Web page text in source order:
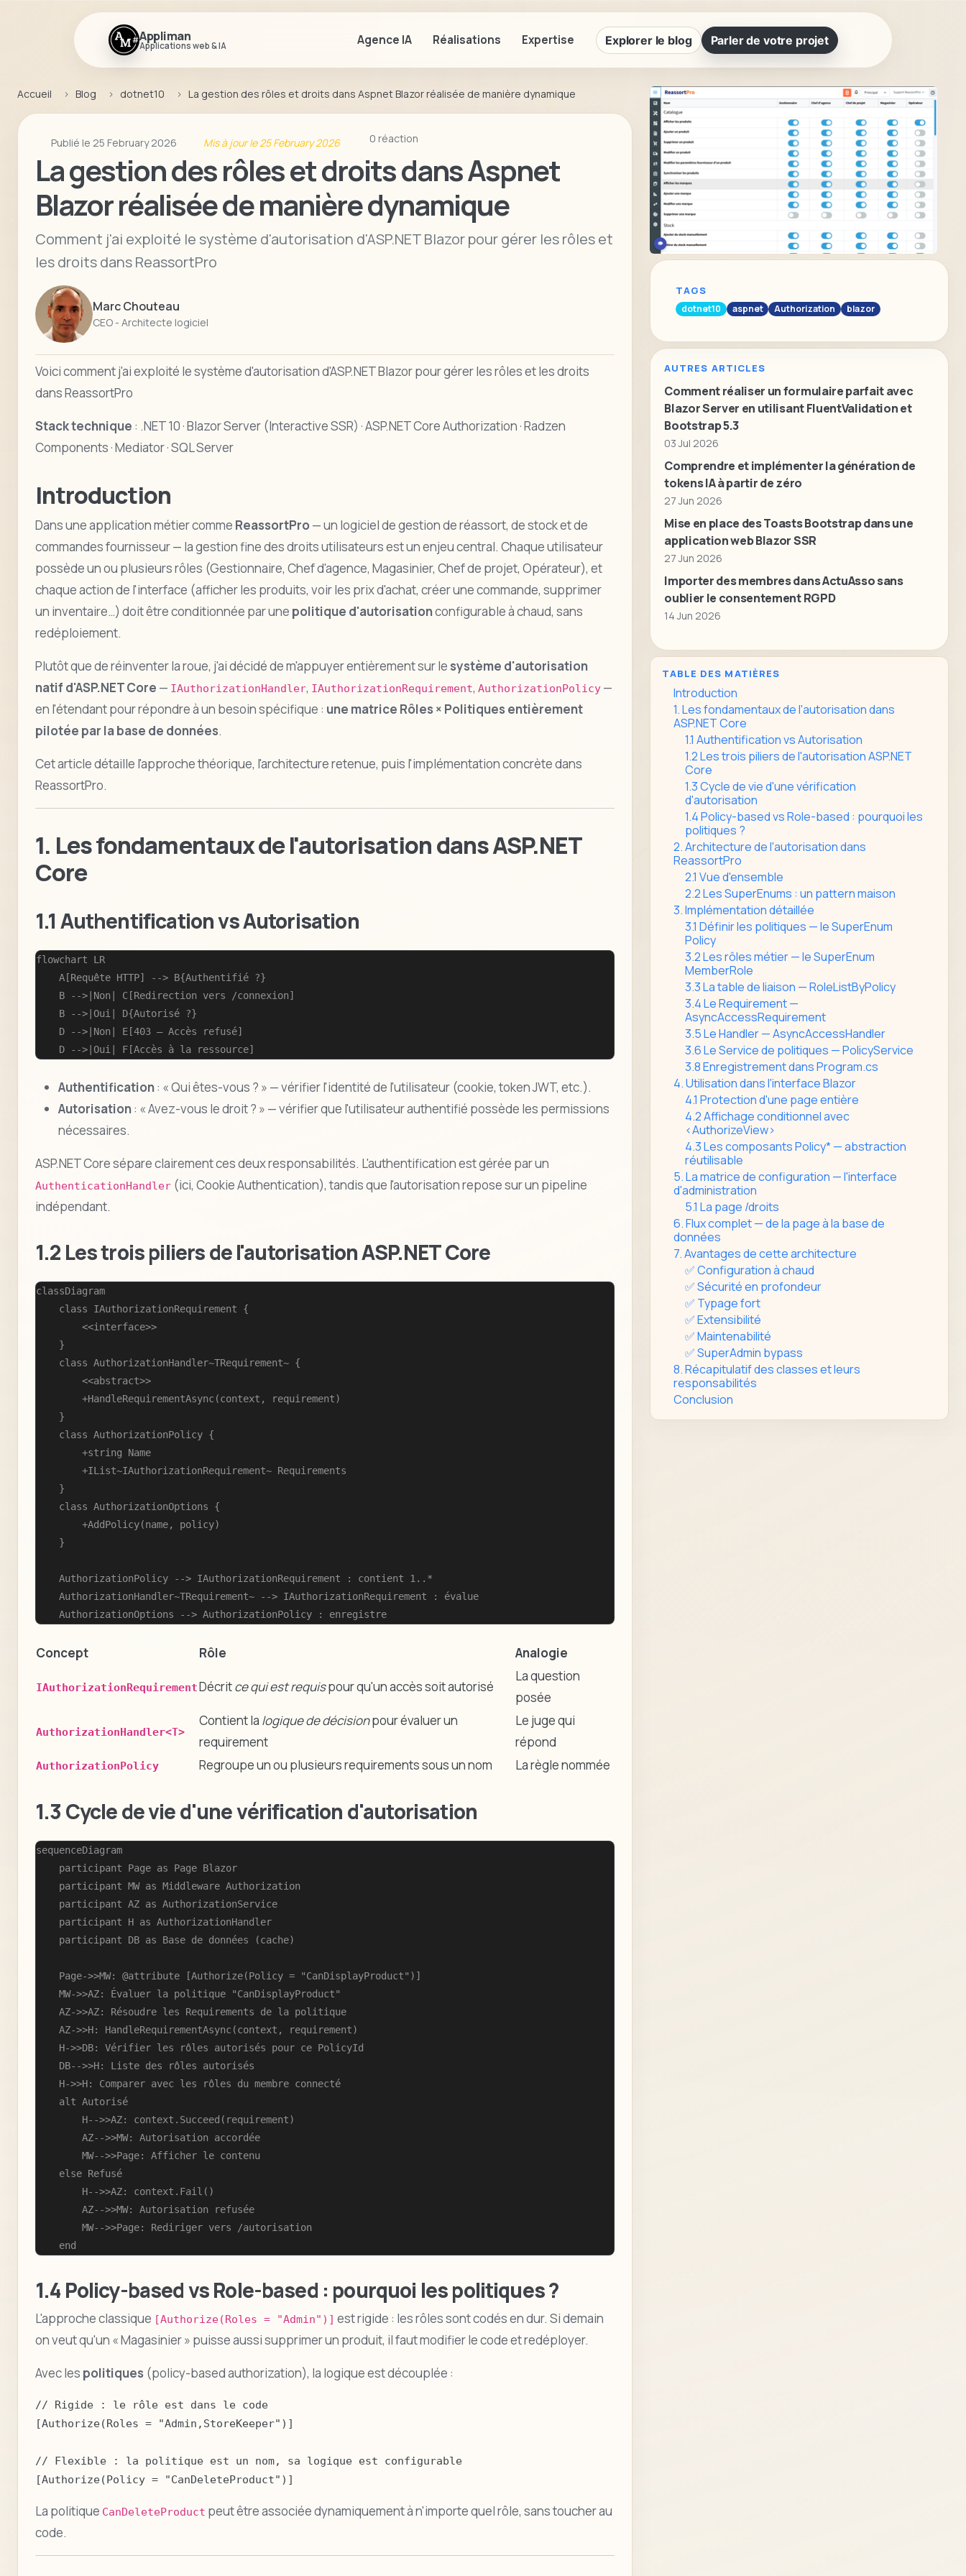
Appliman
Applications web & IA Agence IA Réalisations Expertise Explorer le blog Parler de votre projet
Accueil Blog dotnet10 La gestion des rôles et droits dans Aspnet Blazor réalisée de manière dynamique
Publié le 25 February 2026 Mis à jour le 25 February 2026 0 réaction
La gestion des rôles et droits dans Aspnet
Blazor réalisée de manière dynamique
Comment j'ai exploité le système d'autorisation d'ASP.NET Blazor pour gérer les rôles et
les droits dans ReassortPro
Marc Chouteau
CEO - Architecte logiciel
Voici comment j'ai exploité le système d'autorisation d'ASP.NET Blazor pour gérer les rôles et les droits
dans ReassortPro
Stack technique : .NET 10 · Blazor Server (Interactive SSR) · ASP.NET Core Authorization · Radzen
Components · Mediator · SQL Server
Introduction
Dans une application métier comme ReassortPro — un logiciel de gestion de réassort, de stock et de
commandes fournisseur — la gestion fine des droits utilisateurs est un enjeu central. Chaque utilisateur
possède un ou plusieurs rôles (Gestionnaire, Chef d'agence, Magasinier, Chef de projet, Opérateur), et
chaque action de l'interface (afficher les produits, voir les prix d'achat, créer une commande, supprimer
un inventaire…) doit être conditionnée par une politique d'autorisationconfigurable à chaud, sans
redéploiement.
Plutôt que de réinventer la roue, j'ai décidé de m'appuyer entièrement sur le système d'autorisation
natif d'ASP.NET Core — IAuthorizationHandler, IAuthorizationRequirement, AuthorizationPolicy —
en l'étendant pour répondre à un besoin spécifique : une matrice Rôles × Politiques entièrement
pilotée par la base de données.
Cet article détaille l'approche théorique, l'architecture retenue, puis l'implémentation concrète dans
ReassortPro.
1. Les fondamentaux de l'autorisation dans ASP.NET
Core
1.1 Authentification vs Autorisation
flowchart LR
    A[Requête HTTP] --> B{Authentifié ?}
    B -->|Non| C[Redirection vers /connexion]
    B -->|Oui| D{Autorisé ?}
    D -->|Non| E[403 — Accès refusé]
    D -->|Oui| F[Accès à la ressource]
Authentification: « Qui êtes-vous ? » — vérifier l'identité de l'utilisateur (cookie, token JWT, etc.).
Autorisation: « Avez-vous le droit ? » — vérifier que l'utilisateur authentifié possède les permissions
nécessaires.
ASP.NET Core sépare clairement ces deux responsabilités. L'authentification est gérée par un
AuthenticationHandler (ici, Cookie Authentication), tandis que l'autorisation repose sur un pipeline
indépendant.
1.2 Les trois piliers de l'autorisation ASP.NET Core
classDiagram
    class IAuthorizationRequirement {
        <<interface>>
    }
    class AuthorizationHandler~TRequirement~ {
        <<abstract>>
        +HandleRequirementAsync(context, requirement)
    }
    class AuthorizationPolicy {
        +string Name
        +IList~IAuthorizationRequirement~ Requirements
    }
    class AuthorizationOptions {
        +AddPolicy(name, policy)
    }
    AuthorizationPolicy --> IAuthorizationRequirement : contient 1..*
    AuthorizationHandler~TRequirement~ --> IAuthorizationRequirement : évalue
    AuthorizationOptions --> AuthorizationPolicy : enregistre
Concept Rôle Analogie
IAuthorizationRequirementDécritce qui est requispour qu'un accès soit autorisé
La question
posée
AuthorizationHandler<T>
Contient la logique de décisionpour évaluer un
requirement
Le juge qui
répond
AuthorizationPolicy Regroupe un ou plusieurs requirements sous un nom La règle nommée
1.3 Cycle de vie d'une vérification d'autorisation
sequenceDiagram
    participant Page as Page Blazor
    participant MW as Middleware Authorization
    participant AZ as AuthorizationService
    participant H as AuthorizationHandler
    participant DB as Base de données (cache)
    Page->>MW: @attribute [Authorize(Policy = "CanDisplayProduct")]
    MW->>AZ: Évaluer la politique "CanDisplayProduct"
    AZ->>AZ: Résoudre les Requirements de la politique
    AZ->>H: HandleRequirementAsync(context, requirement)
    H->>DB: Vérifier les rôles autorisés pour ce PolicyId
    DB-->>H: Liste des rôles autorisés
    H->>H: Comparer avec les rôles du membre connecté
    alt Autorisé
        H-->>AZ: context.Succeed(requirement)
        AZ-->>MW: Autorisation accordée
        MW-->>Page: Afficher le contenu
    else Refusé
        H-->>AZ: context.Fail()
        AZ-->>MW: Autorisation refusée
        MW-->>Page: Rediriger vers /autorisation
    end
1.4 Policy-based vs Role-based : pourquoi les politiques ?
L'approche classique [Authorize(Roles = "Admin")] est rigide : les rôles sont codés en dur. Si demain
on veut qu'un « Magasinier » puisse aussi supprimer un produit, il faut modifier le code et redéployer.
Avec les politiques (policy-based authorization), la logique est découplée :
// Rigide : le rôle est dans le code
[Authorize(Roles = "Admin,StoreKeeper")]
// Flexible : la politique est un nom, sa logique est configurable
[Authorize(Policy = "CanDeleteProduct")]
La politique CanDeleteProduct peut être associée dynamiquement à n'importe quel rôle, sans toucher au
code.
TAGS
dotnet10 aspnet Authorization blazor
AUTRES ARTICLES
Comment réaliser un formulaire parfait avec
Blazor Server en utilisant FluentValidation et
Bootstrap 5.3
03 Jul 2026
Comprendre et implémenter la génération de
tokens IA à partir de zéro
27 Jun 2026
Mise en place des Toasts Bootstrap dans une
application web Blazor SSR
27 Jun 2026
Importer des membres dans ActuAsso sans
oublier le consentement RGPD
14 Jun 2026
TABLE DES MATIÈRES
Introduction
1. Les fondamentaux de l'autorisation dans
ASP.NET Core
1.1 Authentification vs Autorisation
1.2 Les trois piliers de l'autorisation ASP.NET
Core
1.3 Cycle de vie d'une vérification
d'autorisation
1.4 Policy-based vs Role-based : pourquoi les
politiques ?
2. Architecture de l'autorisation dans
ReassortPro
2.1 Vue d'ensemble
2.2 Les SuperEnums : un pattern maison
3. Implémentation détaillée
3.1 Définir les politiques — le SuperEnum
Policy
3.2 Les rôles métier — le SuperEnum
MemberRole
3.3 La table de liaison — RoleListByPolicy
3.4 Le Requirement —
AsyncAccessRequirement
3.5 Le Handler — AsyncAccessHandler
3.6 Le Service de politiques — PolicyService
3.8 Enregistrement dans Program.cs
4. Utilisation dans l'interface Blazor
4.1 Protection d'une page entière
4.2 Affichage conditionnel avec
<AuthorizeView>
4.3 Les composants Policy* — abstraction
réutilisable
5. La matrice de configuration — l'interface
d'administration
5.1 La page /droits
6. Flux complet — de la page à la base de
données
7. Avantages de cette architecture
✅ Configuration à chaud
✅ Sécurité en profondeur
✅ Typage fort
✅ Extensibilité
✅ Maintenabilité
✅ SuperAdmin bypass
8. Récapitulatif des classes et leurs
responsabilités
Conclusion